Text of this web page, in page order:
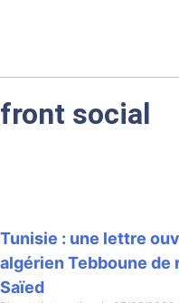
front social
Tunisie : une lettre
algérien Tebboune de
Saïed